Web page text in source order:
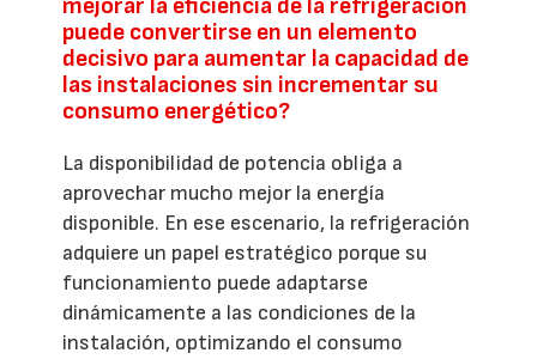
mejorar la eficiencia de la refrigeración
puede convertirse en un elemento
decisivo para aumentar la capacidad de
las instalaciones sin incrementar su
consumo energético?
La disponibilidad de potencia obliga a
aprovechar mucho mejor la energía
disponible. En ese escenario, la refrigeración
adquiere un papel estratégico porque su
funcionamiento puede adaptarse
dinámicamente a las condiciones de la
instalación, optimizando el consumo